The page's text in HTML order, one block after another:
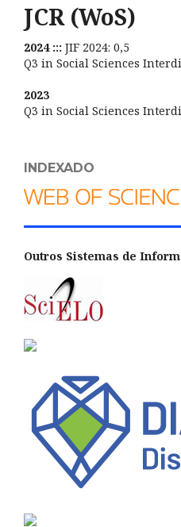
JCR (WoS)
2024 ::: JIF 2024: 0,5
Q3 in Social Sciences
2023
Q3 in Social Sciences
INDEXADO
Outros Sistemas de